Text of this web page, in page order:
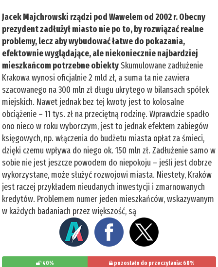
Jacek Majchrowski rządzi pod Wawelem od 2002 r. Obecny
prezydent zadłużył miasto nie po to, by rozwiązać realne
problemy, lecz aby wybudować łatwe do pokazania,
efektownie wyglądające, ale niekoniecznie najbardziej
mieszkańcom potrzebne obiektySkumulowane zadłużenie
Krakowa wynosi oficjalnie 2 mld zł, a suma ta nie zawiera
szacowanego na 300 mln zł długu ukrytego w bilansach spółek
miejskich. Nawet jednak bez tej kwoty jest to kolosalne
obciążenie – 11 tys. zł na przeciętną rodzinę. Wprawdzie spadło
ono nieco w roku wyborczym, jest to jednak efektem zabiegów
księgowych, np. włączenia do budżetu miasta opłat za śmieci,
dzięki czemu wpływa do niego ok. 150 mln zł. Zadłużenie samo w
sobie nie jest jeszcze powodem do niepokoju – jeśli jest dobrze
wykorzystane, może służyć rozwojowi miasta. Niestety, Kraków
jest raczej przykładem nieudanych inwestycji i zmarnowanych
kredytów. Problemem numer jeden mieszkańców, wskazywanym
w każdych badaniach przez większość, są
40% pozostało do przeczytania: 60%